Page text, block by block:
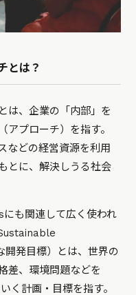
とは？
は、企業の「内部」を
プローチ）を指す。
などの経営資源を利用
とに、解決しうる社会
も関連して広く使われ
発目標）とは、世界の
差、環境問題などを
く計画・目標を指す。